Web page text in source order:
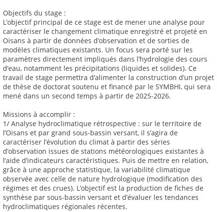
Objectifs du stage :
L’objectif principal de ce stage est de mener une analyse pour
caractériser le changement climatique enregistré et projeté en
Oisans à partir de données d’observation et de sorties de
modèles climatiques existants. Un focus sera porté sur les
paramètres directement impliqués dans l’hydrologie des cours
d’eau, notamment les précipitations (liquides et solides). Ce
travail de stage permettra d’alimenter la construction d’un projet
de thèse de doctorat soutenu et financé par le SYMBHI, qui sera
mené dans un second temps à partir de 2025-2026.
Missions à accomplir :
1/ Analyse hydroclimatique rétrospective : sur le territoire de
l’Oisans et par grand sous-bassin versant, il s’agira de
caractériser l’évolution du climat à partir des séries
d’observation issues de stations météorologiques existantes à
l’aide d’indicateurs caractéristiques. Puis de mettre en relation,
grâce à une approche statistique, la variabilité climatique
observée avec celle de nature hydrologique (modification des
régimes et des crues). L’objectif est la production de fiches de
synthèse par sous-bassin versant et d’évaluer les tendances
hydroclimatiques régionales récentes.